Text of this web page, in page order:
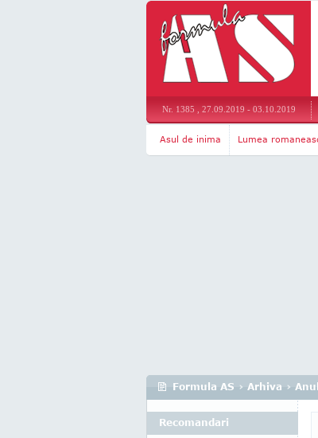
Nr. 1385 , 27.09.2019 - 03.10.2019
Asul de inima Lumea
Formula AS › Arhiva ›
Recomandari